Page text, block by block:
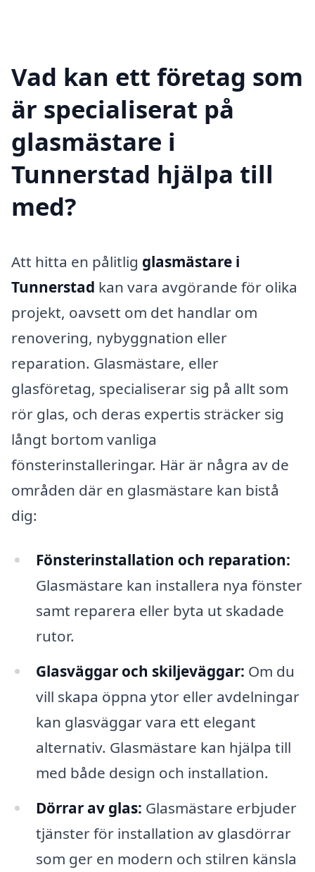
Vad kan ett företag som
är specialiserat på
glasmästare i
Tunnerstad hjälpa till
med?
Att hitta en pålitlig glasmästare i
Tunnerstad kan vara avgörande för olika
projekt, oavsett om det handlar om
renovering, nybyggnation eller
reparation. Glasmästare, eller
glasföretag, specialiserar sig på allt som
rör glas, och deras expertis sträcker sig
långt bortom vanliga
fönsterinstalleringar. Här är några av de
områden där en glasmästare kan bistå
dig:
Fönsterinstallation och reparation:
Glasmästare kan installera nya fönster
samt reparera eller byta ut skadade
rutor.
Glasväggar och skiljeväggar: Om du
vill skapa öppna ytor eller avdelningar
kan glasväggar vara ett elegant
alternativ. Glasmästare kan hjälpa till
med både design och installation.
Dörrar av glas: Glasmästare erbjuder
tjänster för installation av glasdörrar
som ger en modern och stilren känsla